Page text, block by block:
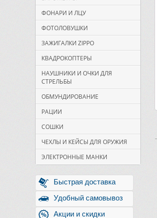
ФОНАРИ И ЛЦУ
ФОТОЛОВУШКИ
ЗАЖИГАЛКИ ZIPPO
КВАДРОКОПТЕРЫ
НАУШНИКИ И ОЧКИ ДЛЯ
СТРЕЛЬБЫ
ОБМУНДИРОВАНИЕ
РАЦИИ
СОШКИ
ЧЕХЛЫ И КЕЙСЫ ДЛЯ ОРУЖИЯ
ЭЛЕКТРОННЫЕ МАНКИ
Быстрая доставка
Удобный самовывоз
Акции и скидки